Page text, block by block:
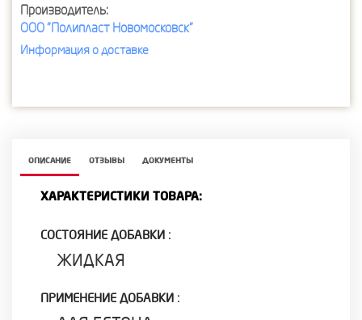
Производитель:
ООО "Полипласт Новомосковск"
Информация о доставке
ОПИСАНИЕ ОТЗЫВЫ ДОКУМЕНТЫ
ХАРАКТЕРИСТИКИ ТОВАРА:
СОСТОЯНИЕ ДОБАВКИ :
ЖИДКАЯ
ПРИМЕНЕНИЕ ДОБАВКИ :